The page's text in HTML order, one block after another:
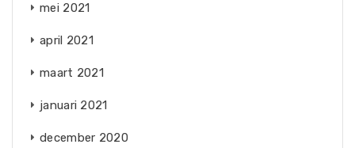
mei 2021
april 2021
maart 2021
januari 2021
december 2020